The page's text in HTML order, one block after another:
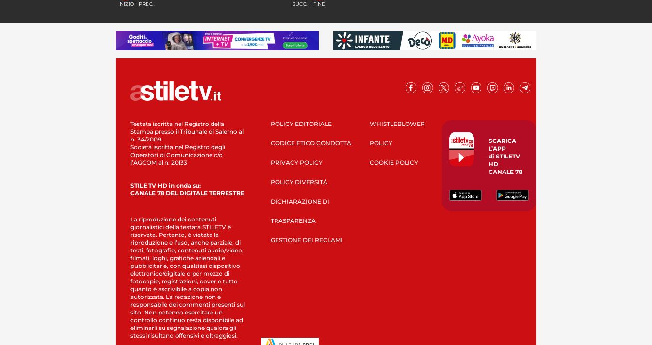
INIZIO PREC. SUCC. FINE
Testata iscritta nel Registro della
Stampa presso il Tribunale di Salerno al
n. 34/2009
Società iscritta nel Registro degli
Operatori di Comunicazione c/o
l’AGCOM al n. 20133
STILE TV HD in onda su:
CANALE 78 DEL DIGITALE TERRESTRE
La riproduzione dei contenuti
giornalistici della testata STILETV è
riservata. Pertanto, è vietata la
riproduzione e l’uso, anche parziale, di
testi, fotografie, contenuti audio/video,
filmati, loghi, grafiche aziendali e
pubblicitarie, con qualsiasi dispositivo
elettronico/digitale o per mezzo di
fotocopie, registrazioni, cover e tutto
quanto è ascrivibile a copia non
autorizzata. La redazione non è
responsabile dei commenti presenti sul
sito. Non potendo esercitare un
controllo continuo resta disponibile ad
eliminarli su segnalazione qualora gli
stessi risultano offensivi e oltraggiosi.
POLICY EDITORIALE
CODICE ETICO CONDOTTA
PRIVACY POLICY
POLICY DIVERSITÀ
DICHIARAZIONE DI
TRASPARENZA
GESTIONE DEI RECLAMI
WHISTLEBLOWER
POLICY
COOKIE POLICY
SCARICA
L’APP
di STILETV
HD
CANALE 78